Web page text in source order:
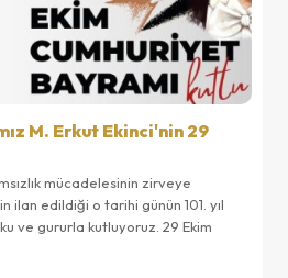
M. Erkut Ekinci'nin 29
mücadelesinin zirveye
ilan edildiği o tarihi günün 101. yıl
ve gururla kutluyoruz. 29 Ekim